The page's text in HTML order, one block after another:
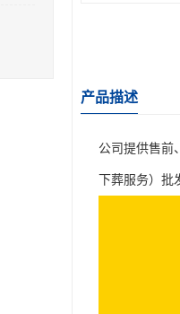
产品描述
公司提供售前
下葬服务） 批